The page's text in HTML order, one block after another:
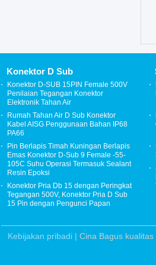
Konektor D Sub
Konektor D-SUB 15PIN Female 500V
Penilaian Tegangan Konektor
Elektronik Tahan Air
Rumah Tahan Air D Sub Konektor
Kabel AISG Penggunaan Bahan IP68
PA66
Pin Berlapis Timah Kuningan Berlapis
Emas Konektor D-Sub 9 Female -55-
105C Suhu Operasi Termasuk Sealant
Resin Epoksi
Konektor Pria Db 15 dengan Peringkat
Tegangan 500V, Konektor Pria D Sub
15 Pin dengan Pengunci Papan
Kebijakan pribadi | Cina Bagus